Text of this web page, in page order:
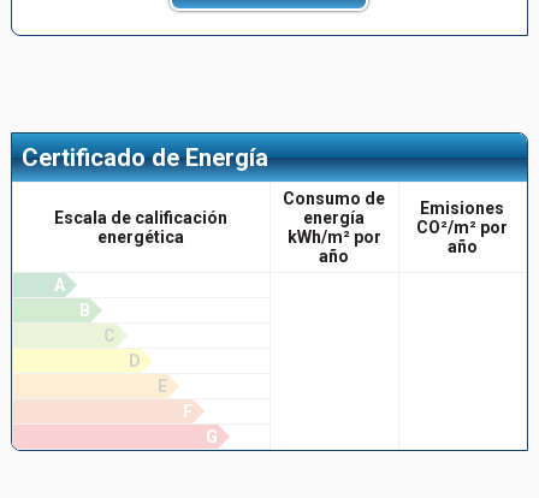
Certificado de Energía
Escala de calificación
energética
Consumo de
energía
kWh/m² por
año
Emisiones
CO²/m² por
año
A
B
C
D
E
F
G